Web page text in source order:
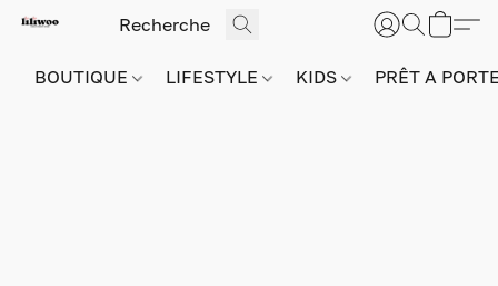
BOUTIQUE LIFESTYLE KIDS PRÊT A